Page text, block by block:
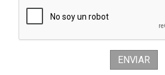
ENVIAR